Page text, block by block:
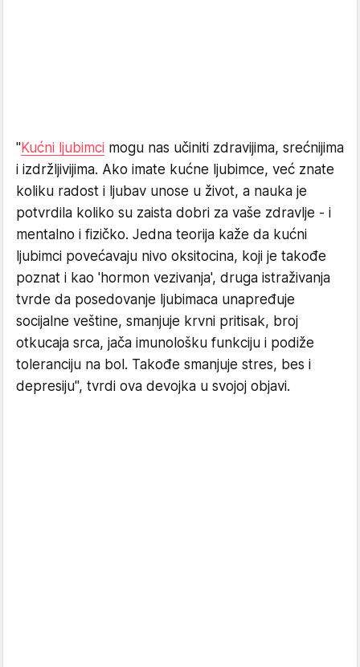
"Kućni ljubimci mogu nas učiniti zdravijima, srećnijima
i izdržljivijima. Ako imate kućne ljubimce, već znate
koliku radost i ljubav unose u život, a nauka je
potvrdila koliko su zaista dobri za vaše zdravlje - i
mentalno i fizičko. Jedna teorija kaže da kućni
ljubimci povećavaju nivo oksitocina, koji je takođe
poznat i kao 'hormon vezivanja', druga istraživanja
tvrde da posedovanje ljubimaca unapređuje
socijalne veštine, smanjuje krvni pritisak, broj
otkucaja srca, jača imunološku funkciju i podiže
toleranciju na bol. Takođe smanjuje stres, bes i
depresiju", tvrdi ova devojka u svojoj objavi.